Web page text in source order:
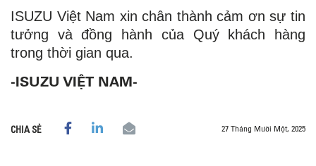
ISUZU Việt Nam xin chân thành cảm ơn sự tin
tưởng và đồng hành của Quý khách hàng
trong thời gian qua.
-ISUZU VIỆT NAM-
CHIA SẺ 27 Tháng Mười Một, 2025